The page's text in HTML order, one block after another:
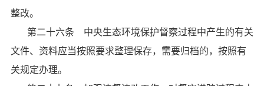
整改。
第二十六条 中央生态环境保护督察过程中产生的有关
文件、资料应当按照要求整理保存，需要归档的，按照有
关规定办理。